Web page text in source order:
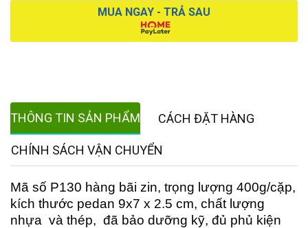
MUA NGAY - TRẢ SAU
THÔNG TIN SẢN PHẨM CÁCH ĐẶT HÀNG
CHÍNH SÁCH VẬN CHUYỂN
Mã số P130 hàng bãi zin, trọng lượng 400g/cặp,
kích thước pedan 9x7 x 2.5 cm, chất lượng
nhựa và thép, đã bảo dưỡng kỹ, đủ phủ kiện